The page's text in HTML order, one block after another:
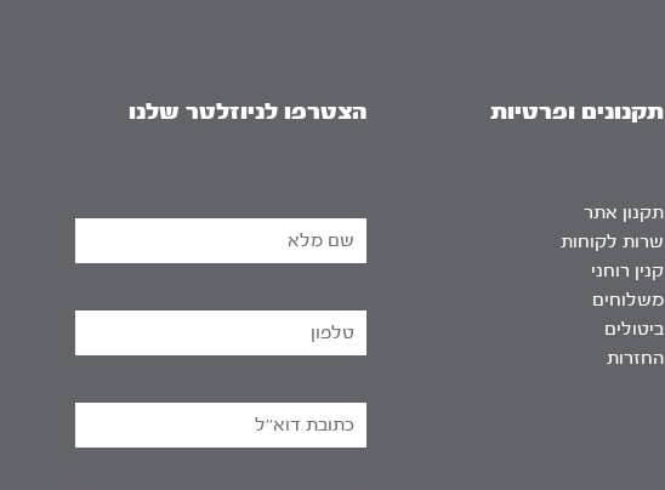
תקנונים ופרטיות
תקנון אתר
שרות לקוחות
קנין רוחני
משלוחים
ביטולים
החזרות
הצטרפו לניוזלטר שלנו